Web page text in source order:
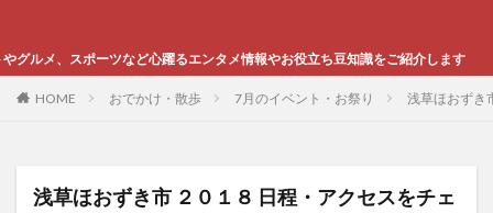
心躍るエンタメ情報やお役立ち豆知識をご紹介します
HOME おでかけ・散歩 7月のイベント・お祭り 浅草ほおずき
浅草ほおずき市 ２０１８ 日程・アクセスをチェ